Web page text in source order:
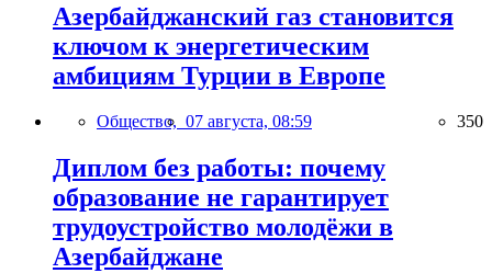
Азербайджанский газ становится
ключом к энергетическим
амбициям Турции в Европе
Общество, 07 августа, 08:59 350
Диплом без работы: почему
образование не гарантирует
трудоустройство молодёжи в
Азербайджане